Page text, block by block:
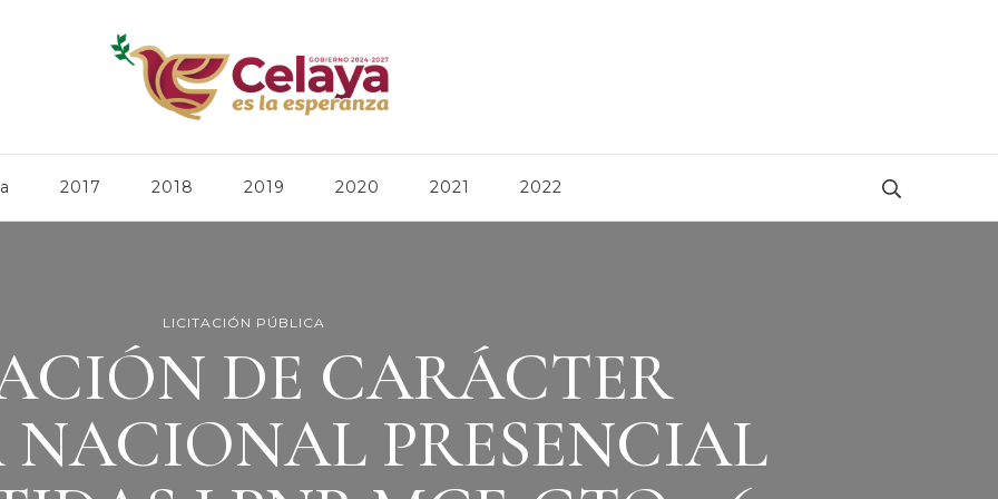
2017 2018 2019 2020 2021 2022
LICITACIÓN PÚBLICA
DE CARÁCTER
NACIONAL PRESENCIAL